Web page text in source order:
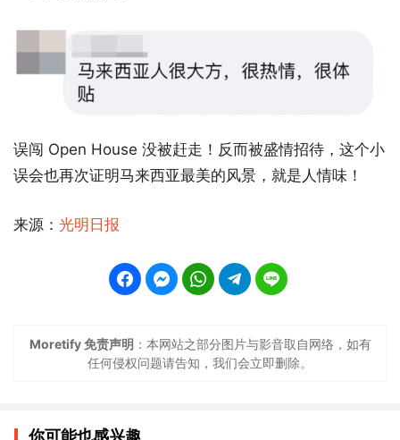
误闯 Open House 没被赶走！反而被盛情招待，这个小
误会也再次证明马来西亚最美的风景，就是人情味！
来源： 光明日报
Moretify 免责声明 ：本网站之部分图片与影音取自网络，如有
任何侵权问题请告知，我们会立即删除。
你可能也感兴趣